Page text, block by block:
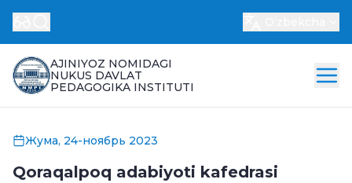
AJINIYOZ NOMIDAGI
NUKUS DAVLAT
PEDAGOGIKA INSTITUTI
Жума, 24-ноябрь 2023
Qoraqalpoq adabiyoti kafedrasi